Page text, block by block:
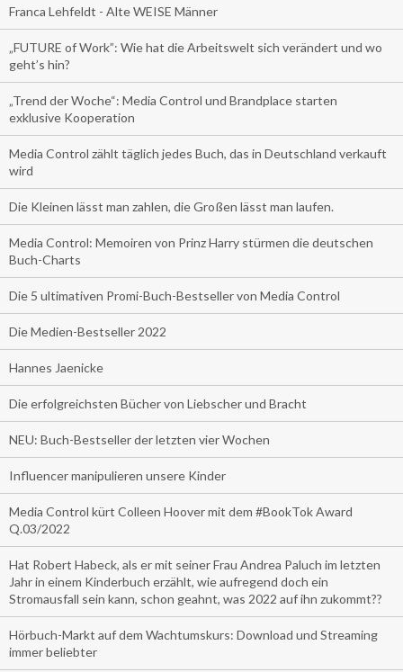
Franca Lehfeldt - Alte WEISE Männer
„FUTURE of Work”: Wie hat die Arbeitswelt sich verändert und wo
geht’s hin?
„Trend der Woche“: Media Control und Brandplace starten
exklusive Kooperation
Media Control zählt täglich jedes Buch, das in Deutschland verkauft
wird
Die Kleinen lässt man zahlen, die Großen lässt man laufen.
Media Control: Memoiren von Prinz Harry stürmen die deutschen
Buch-Charts
Die 5 ultimativen Promi-Buch-Bestseller von Media Control
Die Medien-Bestseller 2022
Hannes Jaenicke
Die erfolgreichsten Bücher von Liebscher und Bracht
NEU: Buch-Bestseller der letzten vier Wochen
Influencer manipulieren unsere Kinder
Media Control kürt Colleen Hoover mit dem #BookTok Award
Q.03/2022
Hat Robert Habeck, als er mit seiner Frau Andrea Paluch im letzten
Jahr in einem Kinderbuch erzählt, wie aufregend doch ein
Stromausfall sein kann, schon geahnt, was 2022 auf ihn zukommt??
Hörbuch-Markt auf dem Wachtumskurs: Download und Streaming
immer beliebter